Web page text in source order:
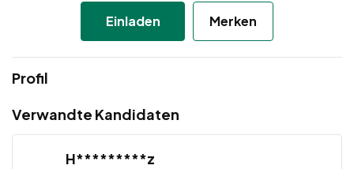
Einladen Merken
Profil
Verwandte Kandidaten
H*********z